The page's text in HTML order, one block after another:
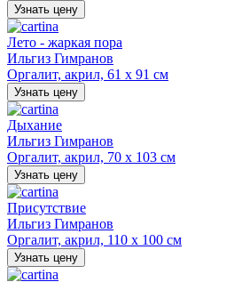
Узнать цену
Лето - жаркая пора
Ильгиз Гимранов
Оргалит, акрил, 61 х 91 см
Узнать цену
Дыхание
Ильгиз Гимранов
Оргалит, акрил, 70 х 103 см
Узнать цену
Присутствие
Ильгиз Гимранов
Оргалит, акрил, 110 х 100 см
Узнать цену